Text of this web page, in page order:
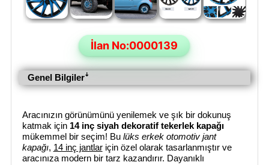
İlan No:0000139
Genel Bilgilerꜜ
Aracınızın görünümünü yenilemek ve şık bir dokunuş
katmak için 14 inç siyah dekoratif tekerlek kapağı
mükemmel bir seçim! Bu lüks erkek otomotiv jant
kapağı, 14 inç jantlariçin özel olarak tasarlanmıştır ve
aracınıza modern bir tarz kazandırır. Dayanıklı